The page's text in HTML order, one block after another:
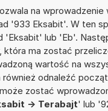
na
'933 Eksabit'. W ten
'Eksabit' lub 'Eb'.
która ma zostać
wartość na
również odnaleźć
zostać
-> Terabajt' lub